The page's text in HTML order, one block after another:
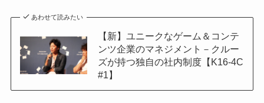
あわせて読みたい
【新】ユニークなゲーム＆コンテ
ンツ企業のマネジメント－クルー
ズが持つ独自の社内制度【K16-4C
#1】